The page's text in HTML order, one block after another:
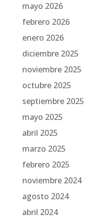
mayo 2026
febrero 2026
enero 2026
diciembre 2025
noviembre 2025
octubre 2025
septiembre 2025
mayo 2025
abril 2025
marzo 2025
febrero 2025
noviembre 2024
agosto 2024
abril 2024